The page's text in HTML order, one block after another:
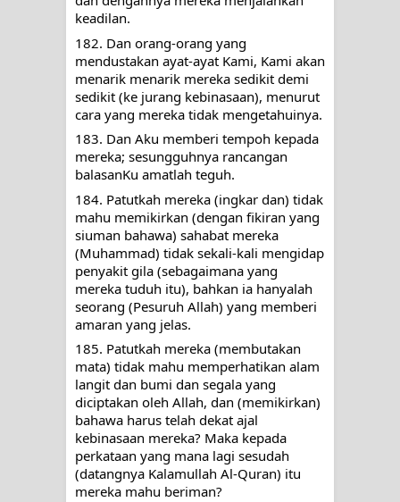
keadilan.
182. Dan orang-orang yang
mendustakan ayat-ayat Kami, Kami akan
menarik menarik mereka sedikit demi
sedikit (ke jurang kebinasaan), menurut
cara yang mereka tidak mengetahuinya.
183. Dan Aku memberi tempoh kepada
mereka; sesungguhnya rancangan
balasanKu amatlah teguh.
184. Patutkah mereka (ingkar dan) tidak
mahu memikirkan (dengan fikiran yang
siuman bahawa) sahabat mereka
(Muhammad) tidak sekali-kali mengidap
penyakit gila (sebagaimana yang
mereka tuduh itu), bahkan ia hanyalah
seorang (Pesuruh Allah) yang memberi
amaran yang jelas.
185. Patutkah mereka (membutakan
mata) tidak mahu memperhatikan alam
langit dan bumi dan segala yang
diciptakan oleh Allah, dan (memikirkan)
bahawa harus telah dekat ajal
kebinasaan mereka? Maka kepada
perkataan yang mana lagi sesudah
(datangnya Kalamullah Al-Quran) itu
mereka mahu beriman?